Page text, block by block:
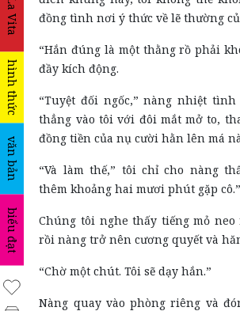
La Vita
hình thức
văn bản
biểu đạt
đồng tình nơi ý thức về lẽ thường
“Hắn đúng là một thằng rồ phải
đầy kích động.
“Tuyệt đối ngốc,” nàng nhiệt
thẳng vào tôi với đôi mắt mở to,
đồng tiền của nụ cười hằn lên má
“Và làm thế,” tôi chỉ cho nàng
thêm khoảng hai mươi phút gặp cô.”
Chúng tôi nghe thấy tiếng mỏ
rồi nàng trở nên cương quyết và
“Chờ một chút. Tôi sẽ dạy hắn.”
Nàng quay vào phòng riêng và